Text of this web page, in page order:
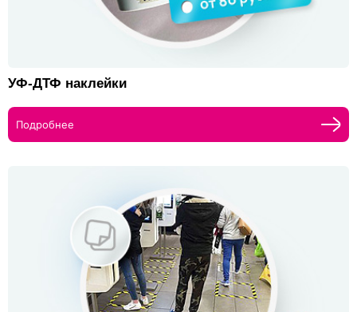
УФ-ДТФ наклейки
Подробнее